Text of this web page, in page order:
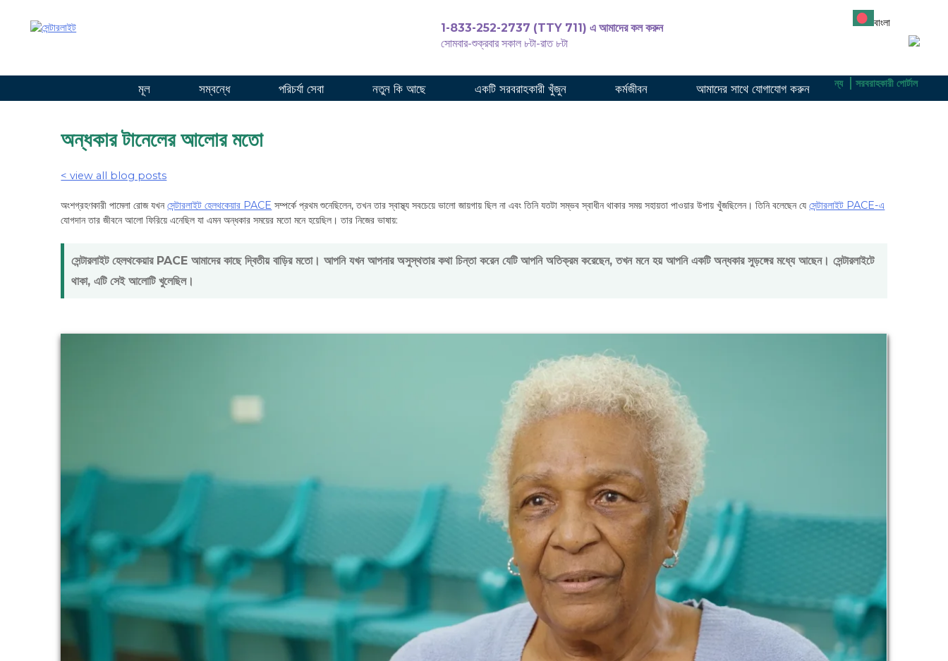
1-833-252-2737 (TTY 711) এ আমাদের কল করুন
সোমবার-শুক্রবার সকাল ৮টা-রাত ৮টা
বাংলা
পরিচর্যাকারীদের জন্য অংশগ্রহণকারীদের জন্য সরবরাহকারীদের জন্য সরবরাহকারী পোর্টাল
মূল সম্বন্ধে পরিচর্যা সেবা নতুন কি আছে একটি সরবরাহকারী খুঁজুন কর্মজীবন আমাদের সাথে যোগাযোগ করুন
অন্ধকার টানেলের আলোর মতো
< view all blog posts
অংশগ্রহণকারী পামেলা রোজ যখনসেন্টারলাইট হেলথকেয়ার PACE সম্পর্কে প্রথম শুনেছিলেন, তখন তার স্বাস্থ্য সবচেয়ে ভালো জায়গায় ছিল না এবং তিনি যতটা সম্ভব স্বাধীন থাকার সময় সহায়তা পাওয়ার উপায় খুঁজছিলেন। তিনি বলেছেন যেসেন্টারলাইট PACE-এ
যোগদান তার জীবনে আলো ফিরিয়ে এনেছিল যা এমন অন্ধকার সময়ের মতো মনে হয়েছিল। তার নিজের ভাষায়:
সেন্টারলাইট হেলথকেয়ার PACE আমাদের কাছে দ্বিতীয় বাড়ির মতো। আপনি যখন আপনার অসুস্থতার কথা চিন্তা করেন যেটি আপনি অতিক্রম করেছেন, তখন মনে হয় আপনি একটি অন্ধকার সুড়ঙ্গের মধ্যে আছেন। সেন্টারলাইটে
থাকা, এটি সেই আলোটি খুলেছিল।